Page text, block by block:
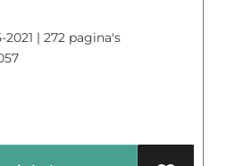
2021 | 272 pagina's